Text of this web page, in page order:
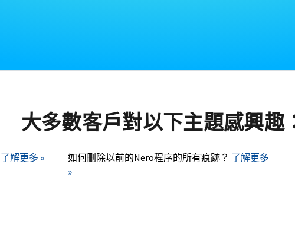
大多數客戶對以下主題感興趣
了解更多 » 如何刪除以前的Nero程序的所有痕跡？ 了解更多
»